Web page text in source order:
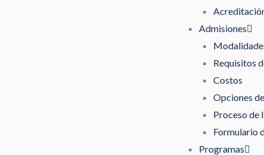
Admisiones
Requisitos
Costos
Opciones
Proceso de
Formulario
Programas